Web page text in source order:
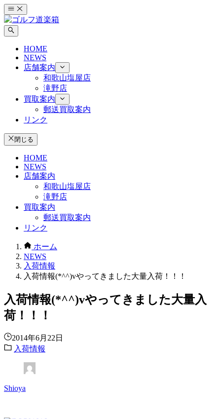
コ
ン
テ
ン
HOME
NEWS
店舗案内
和歌山塩屋店
滝野店
買取案内
郵送買取案内
リンク
閉じる
HOME
NEWS
店舗案内
和歌山塩屋店
滝野店
買取案内
郵送買取案内
リンク
ホーム
NEWS
入荷情報
入荷情報(*^^)vやってきました大量入荷！！！
入荷情報(*^^)vやってきました大量入
荷！！！
2014年6月22日
入荷情報
Shioya